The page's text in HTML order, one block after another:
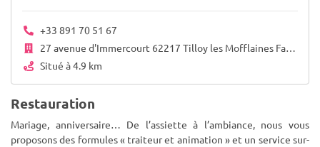
+33 891 70 51 67
27 avenue d'Immercourt 62217 Tilloy les Mofflaines Fampoux 62118
Situé à 4.9 km
Restauration
Mariage, anniversaire… De l’assiette à l’ambiance, nous vous
proposons des formules « traiteur et animation » et un service sur-